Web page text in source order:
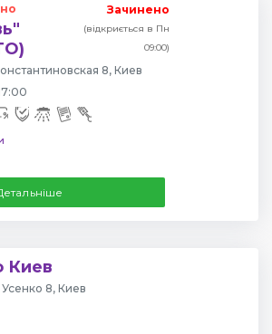
Зачинено
(відкриється в Пн
09:00)
8, Киев
Киев
8, Киев